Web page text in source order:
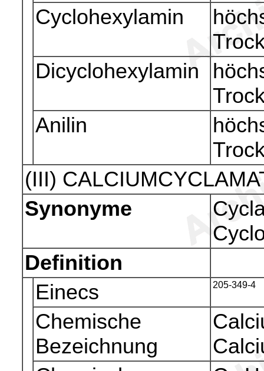
Cyclohexylamin
Dicyclohexylamin
Anilin
(III)
Synonyme
Definition
Einecs
205-349-4
Chemische
Bezeichnung